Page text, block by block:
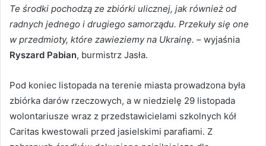
Te środki pochodzą ze zbiórki ulicznej, jak również od
radnych jednego i drugiego samorządu. Przekuły się one
w przedmioty, które zawieziemy na Ukrainę. – wyjaśnia
Ryszard Pabian, burmistrz Jasła.
Pod koniec listopada na terenie miasta prowadzona była
zbiórka darów rzeczowych, a w niedzielę 29 listopada
wolontariusze wraz z przedstawicielami szkolnych kół
Caritas kwestowali przed jasielskimi parafiami. Z